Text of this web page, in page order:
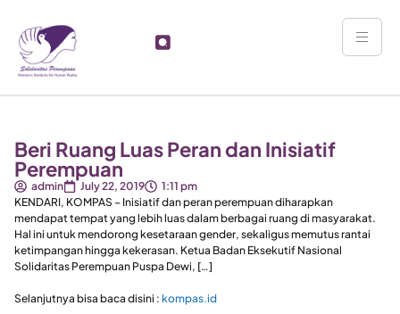
Beri Ruang Luas Peran dan Inisiatif
Perempuan
admin July 22, 2019
1:11 pm
KENDARI, KOMPAS – Inisiatif dan peran perempuan diharapkan
mendapat tempat yang lebih luas dalam berbagai ruang di masyarakat.
Hal ini untuk mendorong kesetaraan gender, sekaligus memutus rantai
ketimpangan hingga kekerasan. Ketua Badan Eksekutif Nasional
Solidaritas Perempuan Puspa Dewi, […]
Selanjutnya bisa baca disini : kompas.id